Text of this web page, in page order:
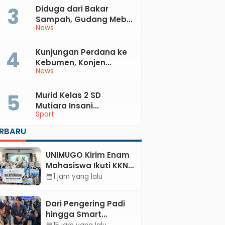
News
Diduga dari Bakar
Sampah, Gudang Mebel
di Petanahan Hangus
News
Kunjungan Perdana ke
Kebumen, Konjen
Australia Temui Bupati
Sport
Murid Kelas 2 SD
Mutiara Insani
Muhammadiyah
dan Perak di Kejurda
Tapak Suci Kebumen
2026UNIMUGO Kirim Enam
Mahasiswa Ikuti KKN
Internasional 2026 di
calendar_month1 jam yang lalu
Dari Pengering Padi
hingga Smart